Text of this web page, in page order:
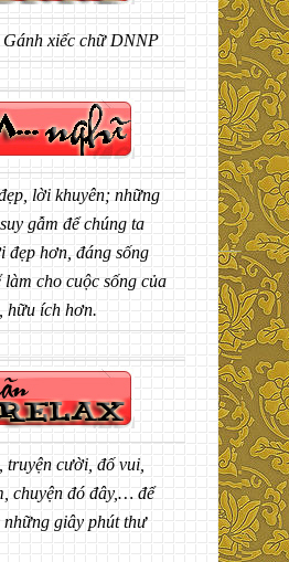
Gánh xiếc chữ DNNP
lời khuyên; những
gẫm để chúng ta
đẹp hơn, đáng sống
cho cuộc sống của
hữu ích hơn.
truyện cười, đố vui,
chuyện đó đây,… để
giây phút thư